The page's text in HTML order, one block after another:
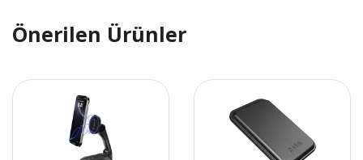
Önerilen Ürünler